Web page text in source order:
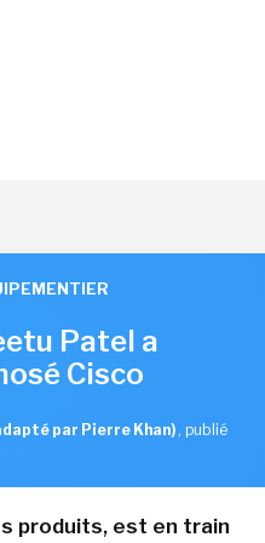
Patel a
Cisco
par Pierre Khan) , publié
produits, est en train